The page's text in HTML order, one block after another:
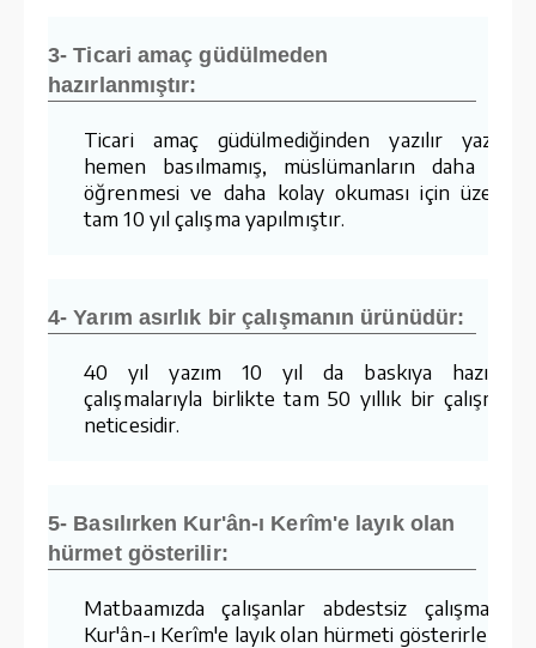
3- Ticari amaç güdülmeden
hazırlanmıştır:
Ticari amaç güdülmediğinden yazılır
hemen basılmamış, müslümanların daha
öğrenmesi ve daha kolay okuması için
tam 10 yıl çalışma yapılmıştır.
4- Yarım asırlık bir çalışmanın ürünüdür:
40 yıl yazım 10 yıl da baskıya
çalışmalarıyla birlikte tam 50 yıllık bir
neticesidir.
5- Basılırken Kur'ân-ı Kerîm'e layık olan
hürmet gösterilir:
Matbaamızda çalışanlar abdestsiz çalışmaz
Kur'ân-ı Kerîm'e layık olan hürmeti gösterirler.